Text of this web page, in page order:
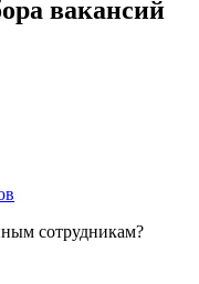
вакансий
сотрудникам?